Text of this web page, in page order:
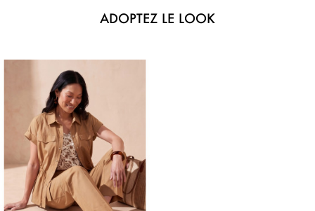
ADOPTEZ LE LOOK